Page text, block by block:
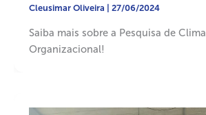
Cleusimar Oliveira 27/06/2024
Saiba mais sobre a Pesquisa de Clima
Organizacional!